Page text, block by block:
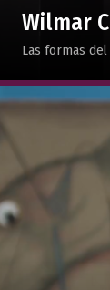
Wilmar
Las formas